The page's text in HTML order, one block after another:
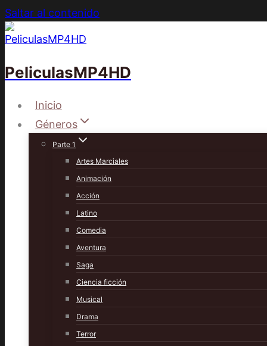
Saltar al contenido
PeliculasMP4HD
Inicio
Géneros
Parte 1
Artes Marciales
Animación
Acción
Latino
Comedia
Aventura
Saga
Ciencia ficción
Musical
Drama
Terror